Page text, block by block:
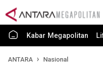
Kabar Megapolitan
ANTARA Nasional